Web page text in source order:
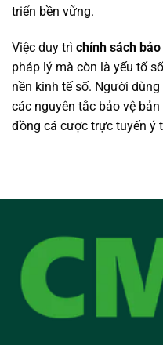
triển bền vững.
Việc duy trì chính sách
pháp lý mà còn là yếu tố
nền kinh tế số. Người
các nguyên tắc bảo vệ
đồng cá cược trực tuyến ý